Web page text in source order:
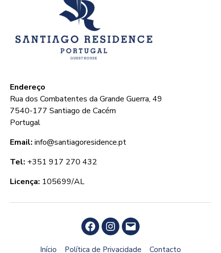
Endereço
Rua dos Combatentes da Grande Guerra, 49
7540-177 Santiago de Cacém
Portugal
Email: info@santiagoresidence.pt
Tel: +351 917 270 432
Licença: 105699/AL
Início Política de Privacidade Contacto
FacebookInstagram
Email